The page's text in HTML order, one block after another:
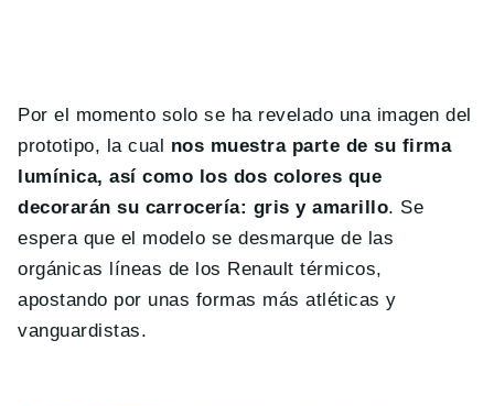
Por el momento solo se ha revelado una imagen del
prototipo, la cual nos muestra parte de su firma
lumínica, así como los dos colores que
decorarán su carrocería: gris y amarillo. Se
espera que el modelo se desmarque de las
orgánicas líneas de los Renault térmicos,
apostando por unas formas más atléticas y
vanguardistas.